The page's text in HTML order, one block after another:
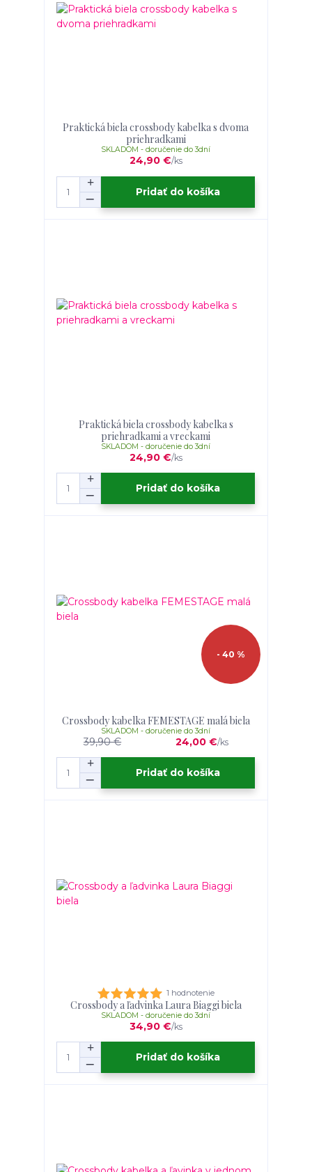
Praktická biela crossbody kabelka s dvoma
priehradkami
24,90 €/ks
SKLADOM - doručenie do 3dní
Pridať do košíka
Praktická biela crossbody kabelka s
priehradkami a vreckami
24,90 €/ks
SKLADOM - doručenie do 3dní
Pridať do košíka
- 40 %
Crossbody kabelka FEMESTAGE malá biela
39,90 € 24,00 €/ks
SKLADOM - doručenie do 3dní
Pridať do košíka
1 hodnotenie
Crossbody a ľadvinka Laura Biaggi biela
34,90 €/ks
SKLADOM - doručenie do 3dní
Pridať do košíka